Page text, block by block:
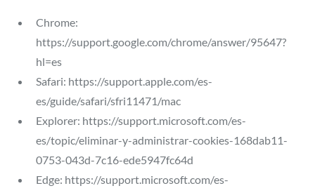
Chrome:
https://support.google.com/chrome/answer/95647?
hl=es
Safari: https://support.apple.com/es-
es/guide/safari/sfri11471/mac
Explorer: https://support.microsoft.com/es-
es/topic/eliminar-y-administrar-cookies-168dab11-
0753-043d-7c16-ede5947fc64d
Edge: https://support.microsoft.com/es-